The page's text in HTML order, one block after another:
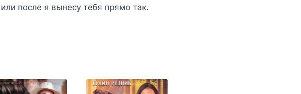
после я вынесу тебя прямо так.